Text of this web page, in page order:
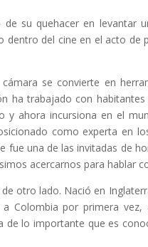
su quehacer en levantar
del cine en el acto de
se convierte en
ha trabajado con
y ahora incursiona en el
como experta en
una de las invitadas de
acercarnos para hablar
otro lado. Nació en
Colombia por primera
lo importante que es